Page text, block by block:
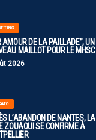
AMOUR DE LA PAILLADE”, UN
MAILLOT POUR LE MHSC
2026
L’ABANDON DE NANTES, LA
ZOUAOUI SE CONFIRME À
MAIS
!